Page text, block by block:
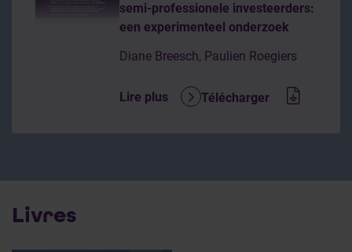
semi-professionele investeerders:
een experimenteel onderzoek
Diane Breesch, Paulien Roegiers
Lire plus Télécharger
Livres